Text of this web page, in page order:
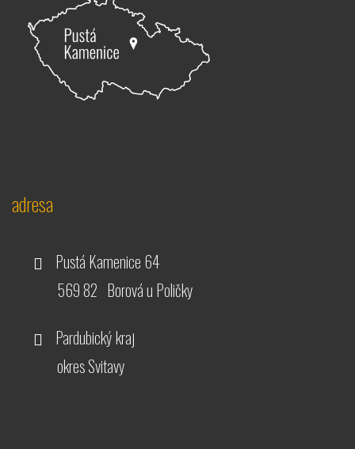
adresa
Pustá Kamenice 64
569 82 Borová u Poličky
Pardubický kraj
okres Svitavy